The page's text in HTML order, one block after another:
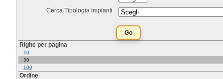
Cerca Tipologia Impianti
Righe per pagina
10
30
100
Ordine